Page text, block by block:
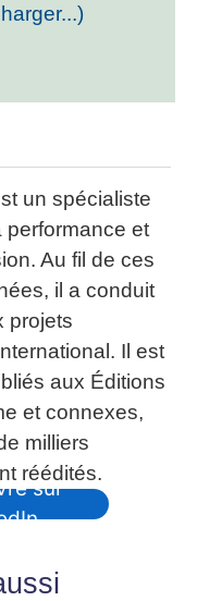
un spécialiste
performance et
Au fil de ces
il a conduit
projets
Il est
aux Éditions
et connexes,
milliers
réédités.
sur